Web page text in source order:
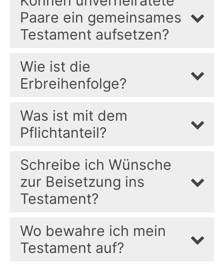
Paare ein gemeinsames
Testament aufsetzen?
Wie ist die
Erbreihenfolge?
Was ist mit dem
Pflichtanteil?
Schreibe ich Wünsche
zur Beisetzung ins
Testament?
Wo bewahre ich mein
Testament auf?